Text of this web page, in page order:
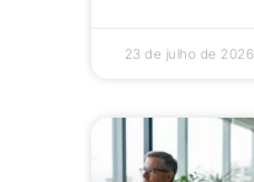
23 de julho de 2026